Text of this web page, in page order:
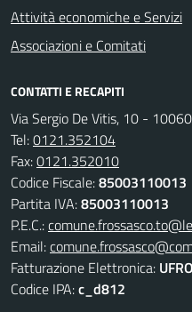
Attività economiche e Servizi
Associazioni e Comitati
CONTATTI E RECAPITI
Via Sergio De Vitis, 10 -
Tel:0121.352104
Fax:0121.352010
Codice Fiscale:85003110013
Partita IVA:85003110013
P.E.C.:
Email:
Fatturazione Elettronica:
Codice IPA:c_d812